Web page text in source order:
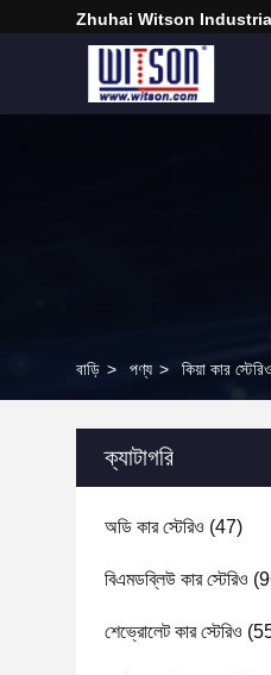
Zhuhai Witson
বাড়ি > পণ্য > কিয়া কার স্টেরিও
ক্যাটাগরি
অডি কার স্টেরিও (47)
বিএমডব্লিউ কার স্টেরিও
শেভ্রোলেট কার স্টেরিও